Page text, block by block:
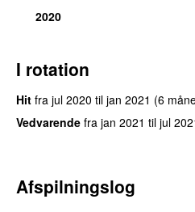
2020
I rotation
Hit fra jul 2020 til jan 2021 (6
Vedvarende fra jan 2021 til jul
Afspilningslog